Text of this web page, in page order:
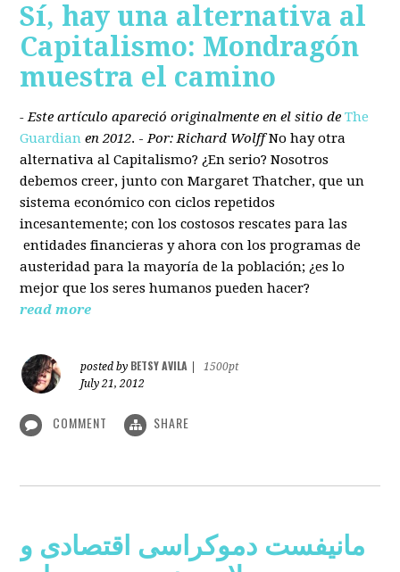
Sí, hay una alternativa al
Capitalismo: Mondragón
muestra el camino
- Este artículo apareció originalmente en el sitio deThe
Guardian en 2012. - Por: Richard Wolff No hay otra
alternativa al Capitalismo? ¿En serio? Nosotros
debemos creer, junto con Margaret Thatcher, que un
sistema económico con ciclos repetidos
incesantemente; con los costosos rescates para las
entidades financieras y ahora con los programas de
austeridad para la mayoría de la población; ¿es lo
mejor que los seres humanos pueden hacer?
read more
posted by BETSY AVILA
1500pt
July 21, 2012
COMMENT SHARE
مانیفست دموکراسی اقتصادی و